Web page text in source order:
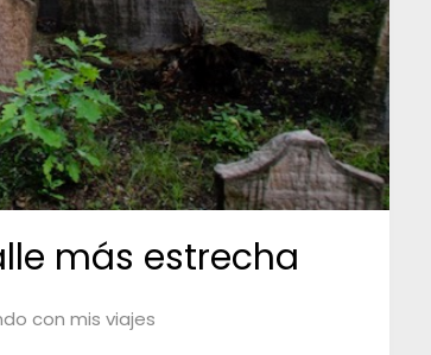
más estrecha
con mis viajes